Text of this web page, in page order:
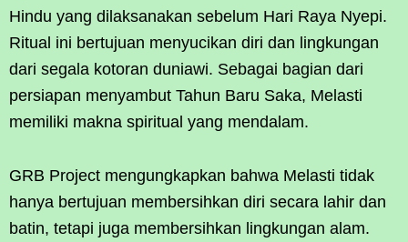
Hindu yang dilaksanakan sebelum Hari Raya Nyepi.
Ritual ini bertujuan menyucikan diri dan lingkungan
dari segala kotoran duniawi. Sebagai bagian dari
persiapan menyambut Tahun Baru Saka, Melasti
memiliki makna spiritual yang mendalam.
GRB Project mengungkapkan bahwa Melasti tidak
hanya bertujuan membersihkan diri secara lahir dan
batin, tetapi juga membersihkan lingkungan alam.